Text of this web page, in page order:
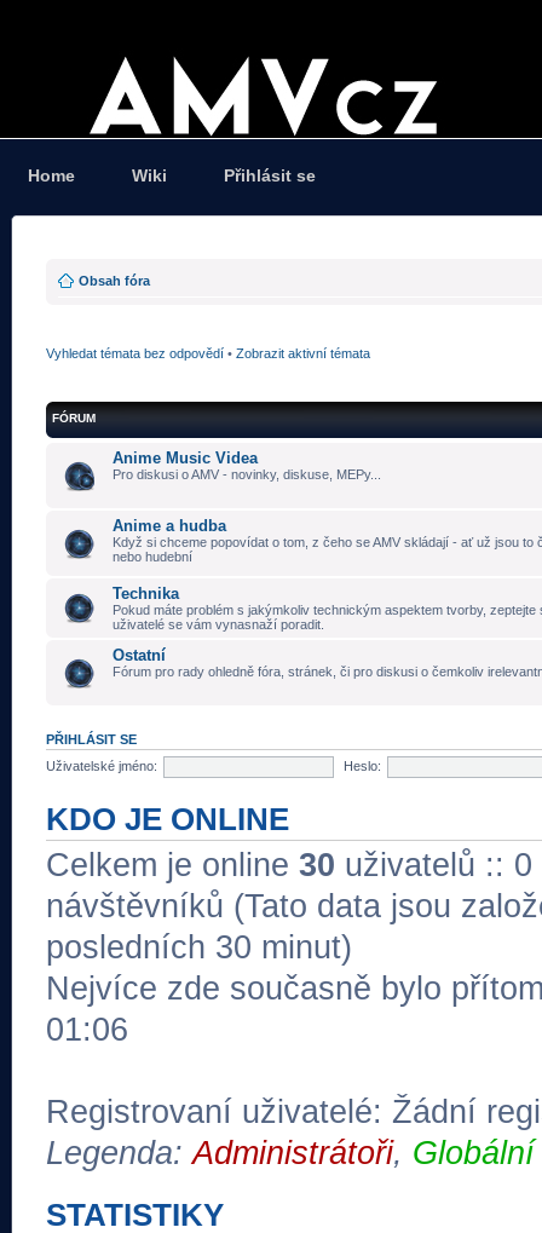
Home Wiki Přihlásit se
Obsah fóra
Vyhledat témata bez odpovědí • Zobrazit aktivní témata
FÓRUM
Anime Music Videa
Pro diskusi o AMV - novinky, diskuse, MEPy...
Anime a hudba
Když si chceme popovídat o tom, z čeho se AMV skládají - ať už jsou to
nebo hudební
Technika
Pokud máte problém s jakýmkoliv technickým aspektem tvorby, zeptejte
uživatelé se vám vynasnaží poradit.
Ostatní
Fórum pro rady ohledně fóra, stránek, či pro diskusi o čemkoliv
PŘIHLÁSIT SE
Uživatelské jméno:
Heslo:
KDO JE ONLINE
Celkem je online 30 uživatelů ::
návštěvníků (Tato data jsou
posledních 30 minut)
Nejvíce zde současně bylo
01:06
Registrovaní uživatelé: Žádní
Legenda:Administrátoři,
STATISTIKY